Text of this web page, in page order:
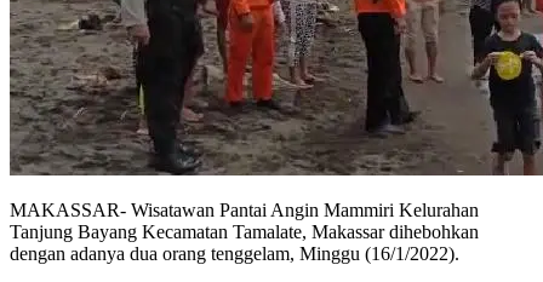
MAKASSAR- Wisatawan Pantai Angin Mammiri Kelurahan
Tanjung Bayang Kecamatan Tamalate, Makassar dihebohkan
dengan adanya dua orang tenggelam, Minggu (16/1/2022).